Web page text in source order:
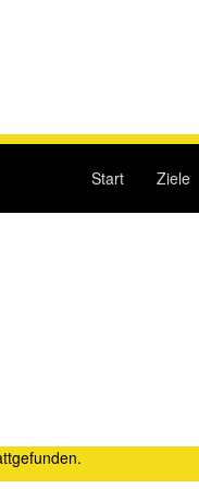
Start Ziele